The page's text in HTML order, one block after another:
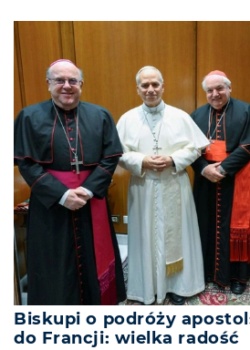
Biskupi o podróży
do Francji: wielka radość